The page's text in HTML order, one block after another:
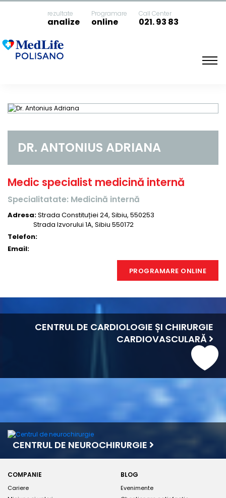
rezultate
analize
Programare
online
Call Center
021. 93 83
DR. ANTONIUS ADRIANA
Medic specialist medicină internă
Specialitatate: Medicină internă
Adresa:Strada Constituției 24, Sibiu, 550253
Strada Izvorului 1A, Sibiu 550172
Telefon:
Email:
PROGRAMARE ONLINE
CENTRUL DE CARDIOLOGIE ȘI CHIRURGIE
CARDIOVASCULARĂ
CENTRUL DE NEUROCHIRURGIE
COMPANIE
Cariere
BLOG
Evenimente